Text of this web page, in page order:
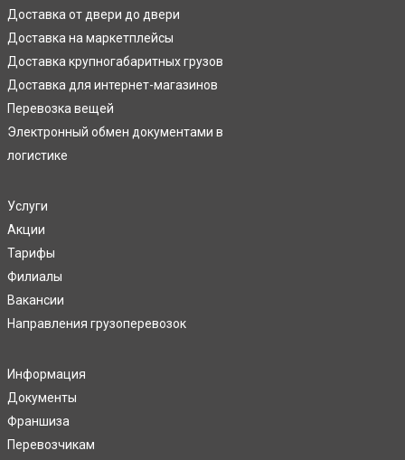
Доставка от двери до двери
Доставка на маркетплейсы
Доставка крупногабаритных грузов
Доставка для интернет-магазинов
Перевозка вещей
Электронный обмен документами в
логистике
Услуги
Акции
Тарифы
Филиалы
Вакансии
Направления грузоперевозок
Информация
Документы
Франшиза
Перевозчикам